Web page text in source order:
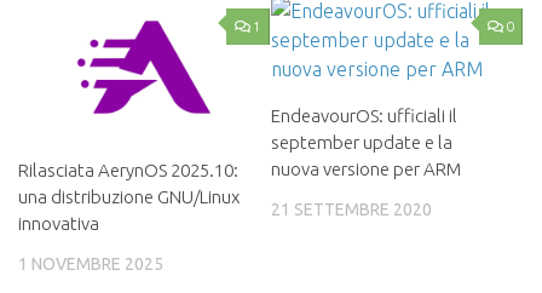
1
Rilasciata AerynOS 2025.10:
una distribuzione GNU/Linux
innovativa
1 NOVEMBRE 2025
0
EndeavourOS: ufficiali il
september update e la
nuova versione per ARM
21 SETTEMBRE 2020